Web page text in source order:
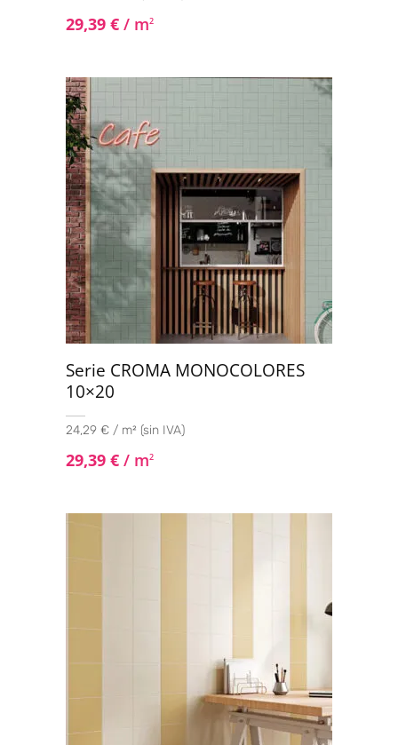
29,39 € / m2
Serie CROMA MONOCOLORES
10×20
24,29 € / m² (sin IVA)
29,39 € / m2